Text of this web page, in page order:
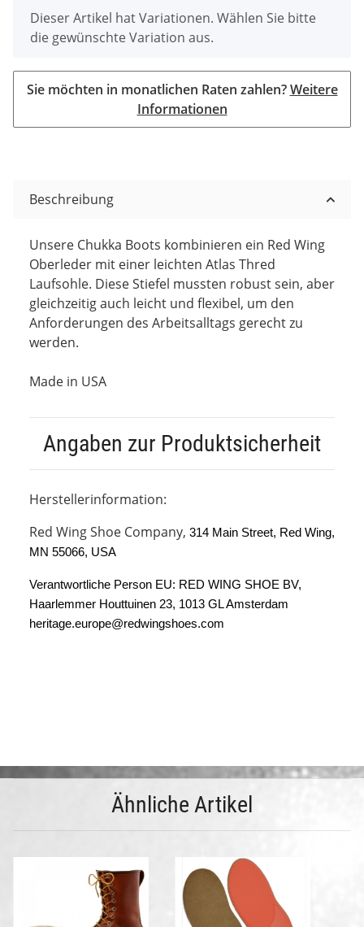
x
Dieser Artikel hat Variationen. Wählen Sie bitte
die gewünschte Variation aus.
Sie möchten in monatlichen Raten zahlen?Weitere
Informationen
Beschreibung
Unsere Chukka Boots kombinieren ein Red Wing
Oberleder mit einer leichten Atlas Thred
Laufsohle. Diese Stiefel mussten robust sein, aber
gleichzeitig auch leicht und flexibel, um den
Anforderungen des Arbeitsalltags gerecht zu
werden.
Made in USA
Angaben zur Produktsicherheit
Herstellerinformation:
Red Wing Shoe Company, 314 Main Street, Red Wing,
MN 55066, USA
Verantwortliche Person EU: RED WING SHOE BV,
Haarlemmer Houttuinen 23, 1013 GL Amsterdam
heritage.europe@redwingshoes.com
Ähnliche Artikel